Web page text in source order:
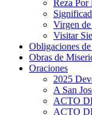
Reza Por
Virgen
Visitar
Obligaciones
Obras de
Oraciones
2025
A San
ACTO
ACTO